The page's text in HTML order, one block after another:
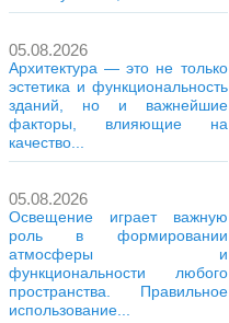
05.08.2026
Архитектура — это не только
эстетика и функциональность
зданий, но и важнейшие
факторы, влияющие на
качество...
05.08.2026
Освещение играет важную
роль в формировании
атмосферы и
функциональности любого
пространства. Правильное
использование...